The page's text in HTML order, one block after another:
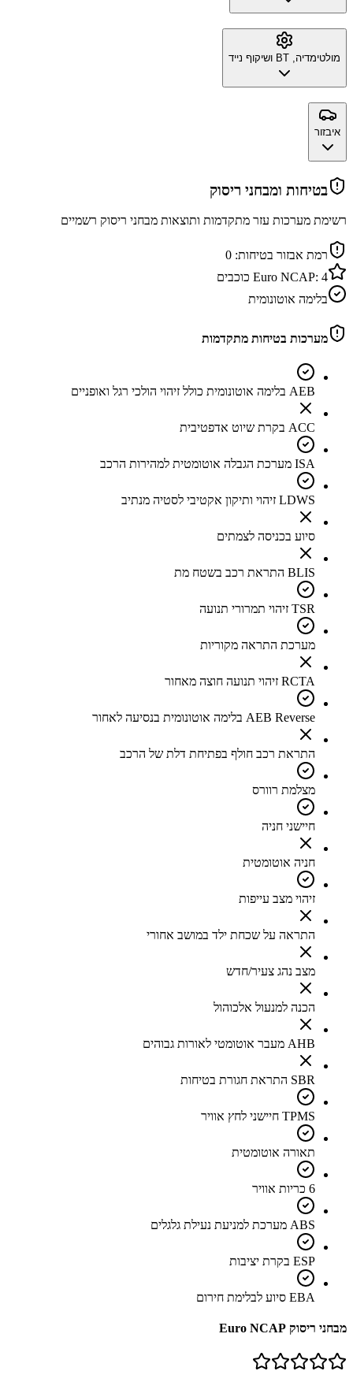
מולטימדיה, BT ושיקוף נייד
איבזור
בטיחות ומבחני ריסוק
רשימת מערכות עזר מתקדמות ותוצאות מבחני ריסוק רשמיים
רמת אבזור בטיחות: 0
Euro NCAP: 4
כוכבים
בלימה אוטונומית
מערכות בטיחות מתקדמות
AEB בלימה אוטונומית כולל זיהוי הולכי רגל ואופניים
ACC בקרת שיוט אדפטיבית
ISA מערכת הגבלה אוטומטית למהירות הרכב
LDWS זיהוי ותיקון אקטיבי לסטיה מנתיב
סיוע בכניסה לצמתים
BLIS התראת רכב בשטח מת
TSR זיהוי תמרורי תנועה
מערכת התראה מקוריות
RCTA זיהוי תנועה חוצה מאחור
AEB Reverse בלימה אוטונומית בנסיעה לאחור
התראת רכב חולף בפתיחת דלת של הרכב
מצלמת רוורס
חיישני חניה
חניה אוטומטית
זיהוי מצב עייפות
התראה על שכחת ילד במושב אחורי
מצב נהג צעיר/חדש
הכנה למנעול אלכוהול
AHB מעבר אוטומטי לאורות גבוהים
SBR התראת חגורת בטיחות
TPMS חיישני לחץ אוויר
תאורה אוטומטית
6 כריות אוויר
ABS מערכת למניעת נעילת גלגלים
ESP בקרת יציבות
EBA סיוע לבלימת חירום
מבחני ריסוק Euro NCAP